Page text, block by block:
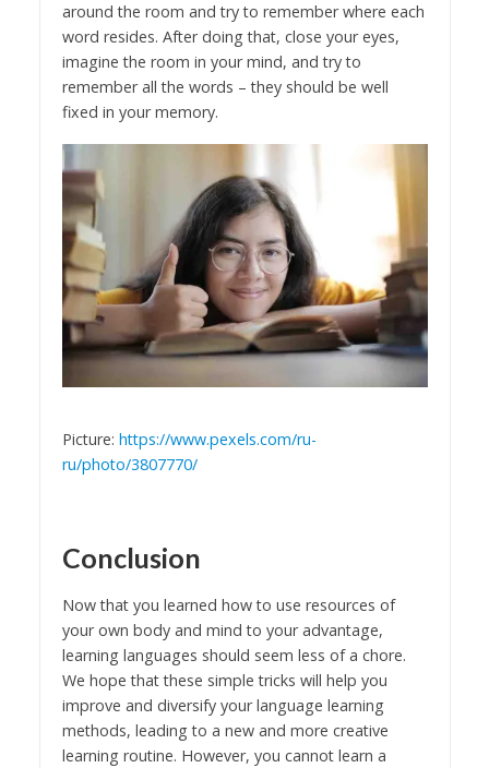
around the room and try to remember where each
word resides. After doing that, close your eyes,
imagine the room in your mind, and try to
remember all the words – they should be well
fixed in your memory.
Picture: https://www.pexels.com/ru-
ru/photo/3807770/
Conclusion
Now that you learned how to use resources of
your own body and mind to your advantage,
learning languages should seem less of a chore.
We hope that these simple tricks will help you
improve and diversify your language learning
methods, leading to a new and more creative
learning routine. However, you cannot learn a